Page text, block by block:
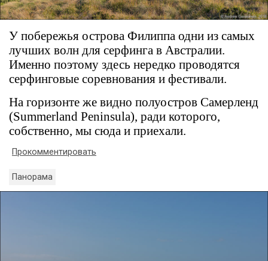
У побережья острова Филиппа одни из самых
лучших волн для серфинга в Австралии.
Именно поэтому здесь нередко проводятся
серфинговые соревнования и фестивали.
На горизонте же видно полуостров Самерленд
(Summerland Peninsula), ради которого,
собственно, мы сюда и приехали.
Прокомментировать
Панорама